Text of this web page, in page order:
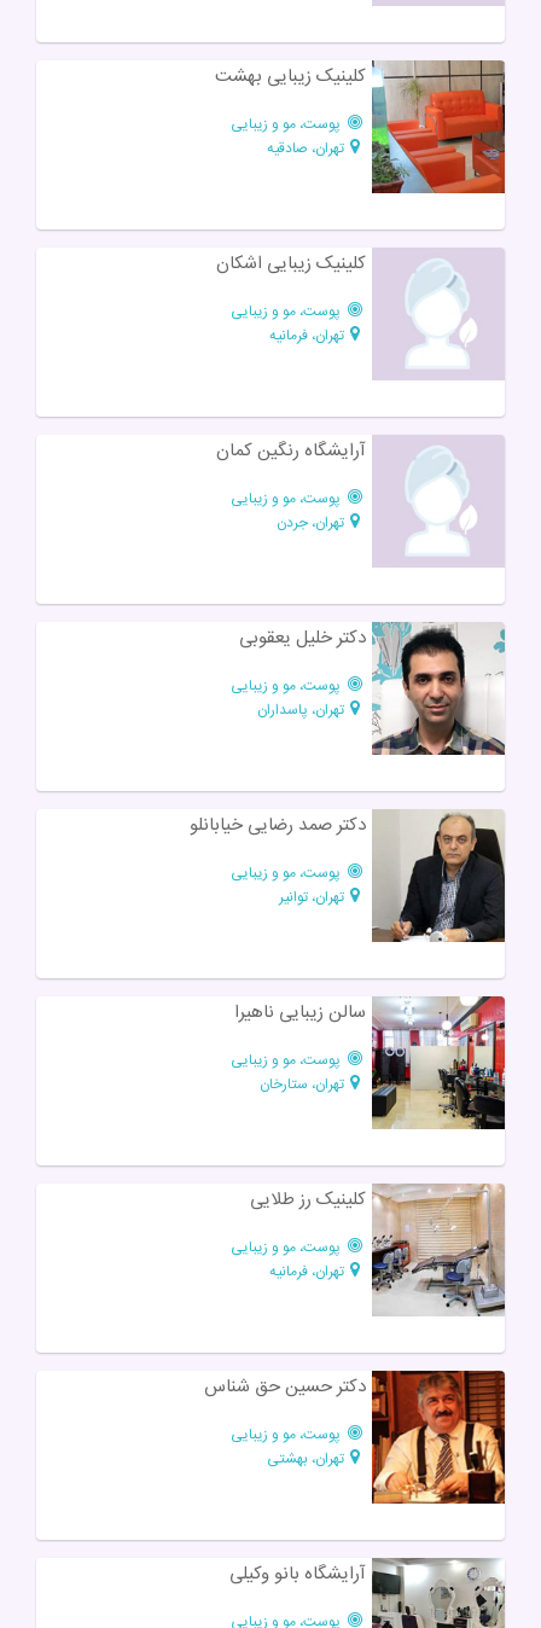
کلینیک زیبایی بهشت
پوست، مو و زیبایی
تهران، صادقیه
کلینیک زیبایی اشکان
پوست، مو و زیبایی
تهران، فرمانیه
آرایشگاه رنگین کمان
پوست، مو و زیبایی
تهران، جردن
دکتر خلیل یعقوبی
پوست، مو و زیبایی
تهران، پاسداران
دکتر صمد رضایی خیابانلو
پوست، مو و زیبایی
تهران، توانیر
سالن زیبایی ناهیرا
پوست، مو و زیبایی
تهران، ستارخان
کلینیک رز طلایی
پوست، مو و زیبایی
تهران، فرمانیه
دکتر حسین حق شناس
پوست، مو و زیبایی
تهران، بهشتی
آرایشگاه بانو وکیلی
پوست، مو و زیبایی